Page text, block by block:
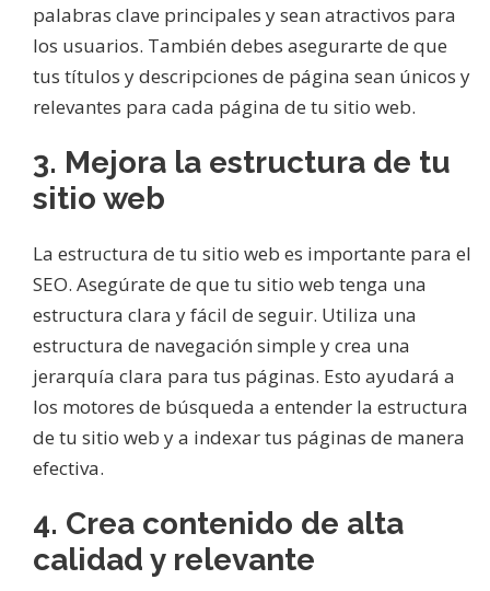
palabras clave principales y sean atractivos para
los usuarios. También debes asegurarte de que
tus títulos y descripciones de página sean únicos y
relevantes para cada página de tu sitio web.
3. Mejora la estructura de tu
sitio web
La estructura de tu sitio web es importante para el
SEO. Asegúrate de que tu sitio web tenga una
estructura clara y fácil de seguir. Utiliza una
estructura de navegación simple y crea una
jerarquía clara para tus páginas. Esto ayudará a
los motores de búsqueda a entender la estructura
de tu sitio web y a indexar tus páginas de manera
efectiva.
4. Crea contenido de alta
calidad y relevante